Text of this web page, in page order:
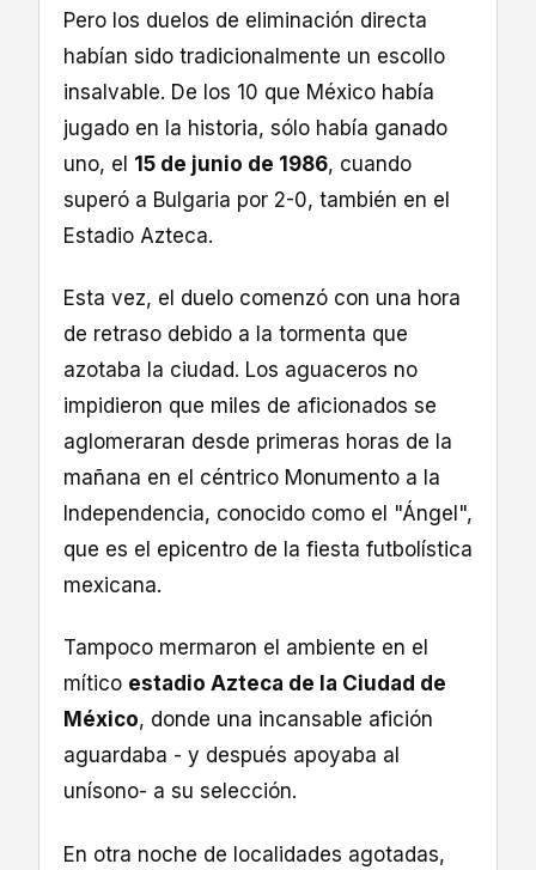
Pero los duelos de eliminación directa
habían sido tradicionalmente un escollo
insalvable. De los 10 que México había
jugado en la historia, sólo había ganado
uno, el 15 de junio de 1986, cuando
superó a Bulgaria por 2-0, también en el
Estadio Azteca.
Esta vez, el duelo comenzó con una hora
de retraso debido a la tormenta que
azotaba la ciudad. Los aguaceros no
impidieron que miles de aficionados se
aglomeraran desde primeras horas de la
mañana en el céntrico Monumento a la
Independencia, conocido como el "Ángel",
que es el epicentro de la fiesta futbolística
mexicana.
Tampoco mermaron el ambiente en el
mítico estadio Azteca de la Ciudad de
México, donde una incansable afición
aguardaba - y después apoyaba al
unísono- a su selección.
En otra noche de localidades agotadas,